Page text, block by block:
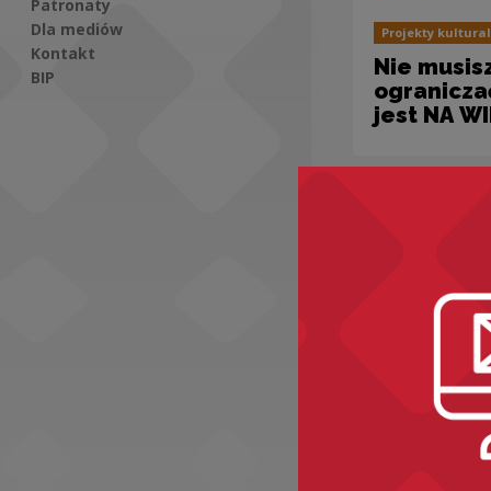
Patronaty
Dla mediów
Kontakt
BIP
Projekty
Nie
jest NA
Projekty
"Kultura
w